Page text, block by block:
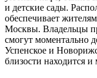
и детские сады.
обеспечивает
Москвы. Владельцы
смогут моментально
Успенское и
близости находится